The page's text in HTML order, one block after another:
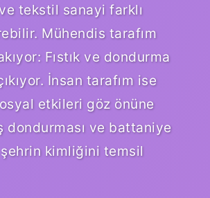
tekstil sanayi farklı
Mühendis tarafım
Fıstık ve dondurma
İnsan tarafım ise
etkileri göz önüne
dondurması ve battaniye
kimliğini temsil